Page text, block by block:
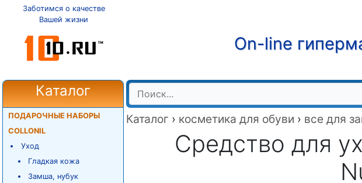
Заботимся о качестве
Вашей жизни
On-line
Каталог
ПОДАРОЧНЫЕ НАБОРЫ
COLLONIL
Уход
Гладкая кожа
Замша, нубук
Каталог › косметика для обуви › все для
Средство для